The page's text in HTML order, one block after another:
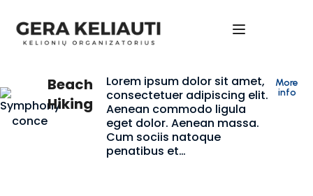
Beach
Hiking
Lorem ipsum dolor sit amet,
consectetuer adipiscing elit.
Aenean commodo ligula
eget dolor. Aenean massa.
Cum sociis natoque
penatibus et…
More
info